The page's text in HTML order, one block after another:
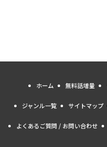
ホーム 無料話増量
ジャンル一覧 サイトマップ
よくあるご質問 / お問い合わせ